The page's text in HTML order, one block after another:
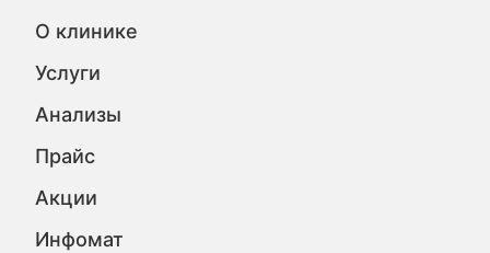
О клинике
Услуги
Анализы
Прайс
Акции
Инфомат